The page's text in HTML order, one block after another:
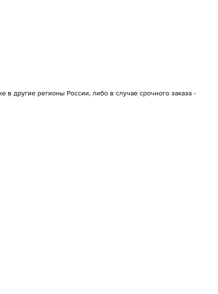
другие регионы России, либо в случае срочного заказа -